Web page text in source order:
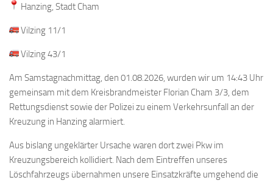
Hanzing, Stadt Cham
Vilzing 11/1
Vilzing 43/1
Am Samstagnachmittag, den 01.08.2026, wurden wir um 14:43 Uhr
gemeinsam mit dem Kreisbrandmeister Florian Cham 3/3, dem
Rettungsdienst sowie der Polizei zu einem Verkehrsunfall an der
Kreuzung in Hanzing alarmiert.
Aus bislang ungeklärter Ursache waren dort zwei Pkw im
Kreuzungsbereich kollidiert. Nach dem Eintreffen unseres
Löschfahrzeugs übernahmen unsere Einsatzkräfte umgehend die